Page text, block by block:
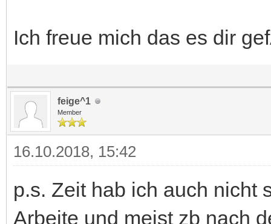
Ich freue mich das es dir
feige^1
Member
16.10.2018, 15:42
p.s. Zeit hab ich auch nicht
Arbeite und meist zb nach